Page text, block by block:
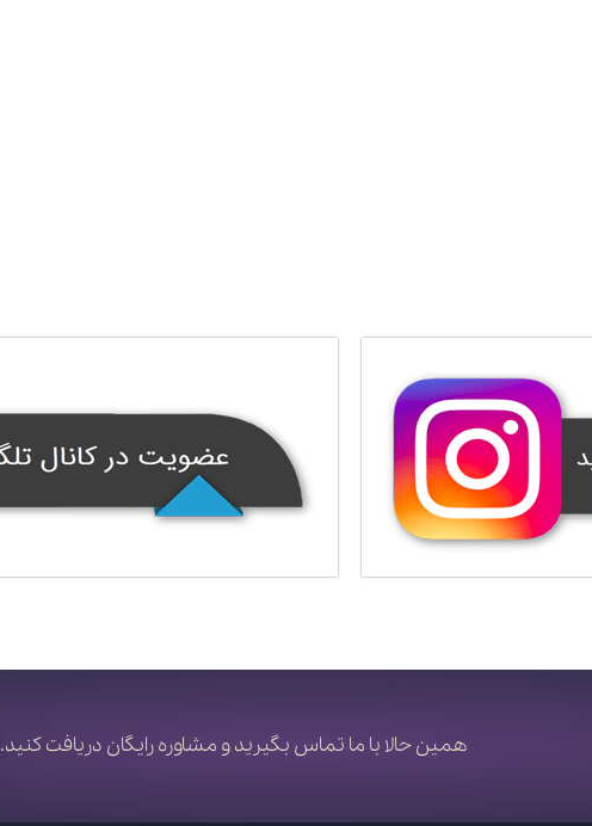
همین حالا با ما تماس بگیرید و مشاوره رایگان دریافت کنید.